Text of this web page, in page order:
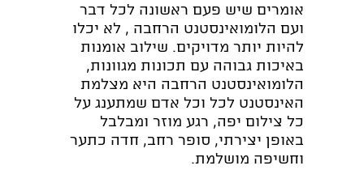
אומרים שיש פעם ראשונה לכל דבר
ועם הלומואינסטנט הרחבה , לא יכלו
להיות יותר מדויקים. שילוב אומנות
באיכות גבוהה עם תכונות מגוונות,
הלומואינסטנט הרחבה היא מצלמת
האינסטנט לכל וכל אדם שמתענג על
כל צילום יפה, רגע מוזר ומבלבל
באופן יצירתי, סופר רחב, חדה כתער
וחשיפה מושלמת.